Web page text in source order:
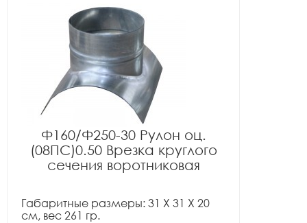
Ф160/Ф250-30 Рулон оц.
(08ПС)0.50 Врезка круглого
сечения воротниковая
Габаритные размеры: 31 X 31 X 20
см, вес 261 гр.